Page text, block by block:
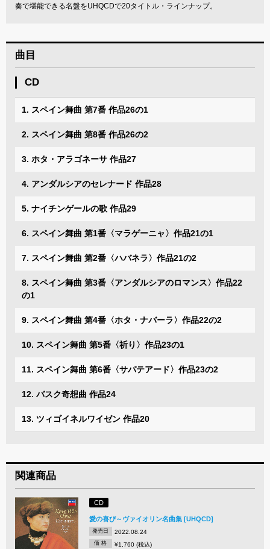
奏で堪能できる名盤をUHQCDで20タイトル・ラインナップ。
曲目
CD
1. スペイン舞曲 第7番 作品26の1
2. スペイン舞曲 第8番 作品26の2
3. ホタ・アラゴネーサ 作品27
4. アンダルシアのセレナード 作品28
5. ナイチンゲールの歌 作品29
6. スペイン舞曲 第1番〈マラゲーニャ〉作品21の1
7. スペイン舞曲 第2番〈ハバネラ〉作品21の2
8. スペイン舞曲 第3番〈アンダルシアのロマンス〉作品22
の1
9. スペイン舞曲 第4番〈ホタ・ナバーラ〉作品22の2
10. スペイン舞曲 第5番〈祈り〉作品23の1
11. スペイン舞曲 第6番〈サパテアード〉作品23の2
12. バスク奇想曲 作品24
13. ツィゴイネルワイゼン 作品20
関連商品
CD
愛の喜び～ヴァイオリン名曲集 [UHQCD]
発売日 2022.08.24
価 格 ¥1,760 (税込)